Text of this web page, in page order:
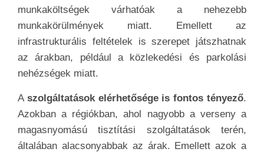
munkaköltségek várhatóak a nehezebb
munkakörülmények miatt. Emellett az
infrastrukturális feltételek is szerepet játszhatnak
az árakban, például a közlekedési és parkolási
nehézségek miatt.
A szolgáltatások elérhetősége is fontos tényező.
Azokban a régiókban, ahol nagyobb a verseny a
magasnyomású tisztítási szolgáltatások terén,
általában alacsonyabbak az árak. Emellett azok a